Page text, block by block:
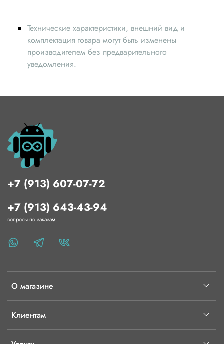
Технические характеристики, внешний вид и
комплектация товара могут быть изменены
производителем без предварительного
уведомления.
О магазине
Клиентам
+7 (913) 607-07-72
+7 (913) 643-43-94
вопросы по заказам